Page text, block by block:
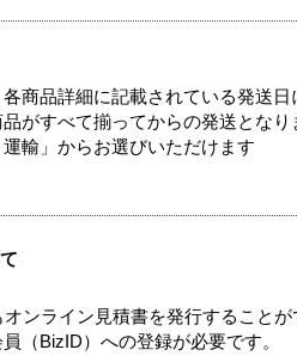
商品詳細に記載されている発送日
がすべて揃ってからの発送となり
輸」からお選びいただけます
ンライン見積書を発行することが
（BizID）への登録が必要です。